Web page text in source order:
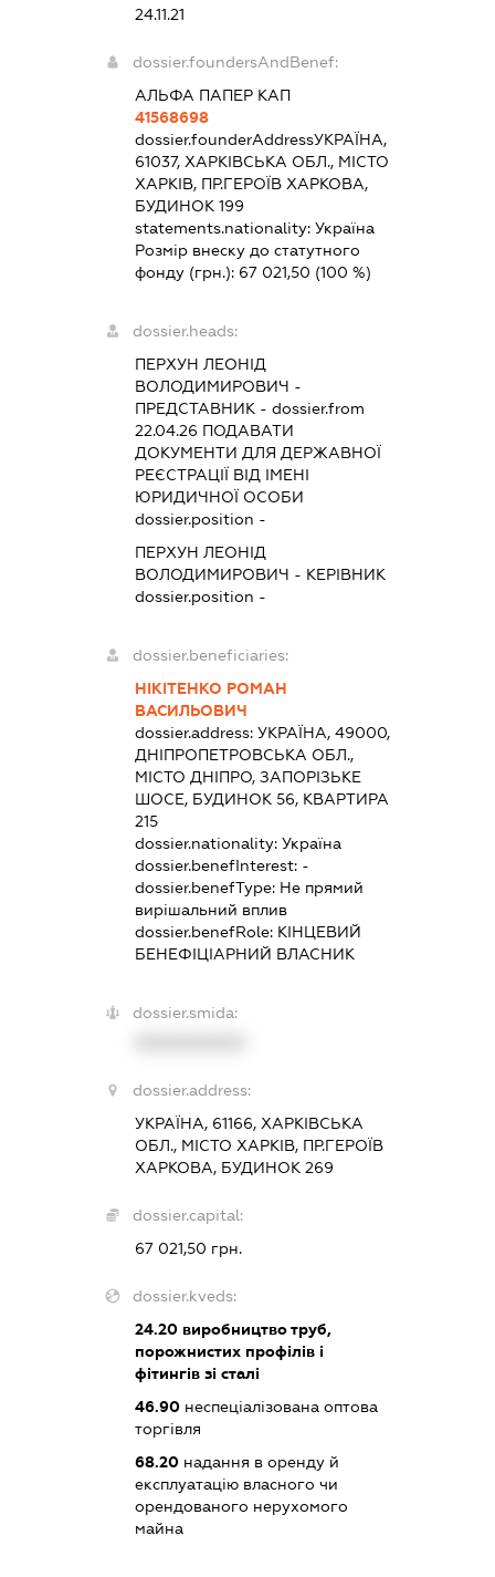
24.11.21
dossier.foundersAndBenef:
АЛЬФА ПАПЕР КАП
41568698
dossier.founderAddressУКРАЇНА,
61037, ХАРКІВСЬКА ОБЛ., МІСТО
ХАРКІВ, ПР.ГЕРОЇВ ХАРКОВА,
БУДИНОК 199
statements.nationality: Україна
Розмір внеску до статутного
фонду (грн.): 67 021,50 (100 %)
dossier.heads:
ПЕРХУН ЛЕОНІД
ВОЛОДИМИРОВИЧ -
ПРЕДСТАВНИК- dossier.from
22.04.26 ПОДАВАТИ
ДОКУМЕНТИ ДЛЯ ДЕРЖАВНОЇ
РЕЄСТРАЦІЇ ВІД ІМЕНІ
ЮРИДИЧНОЇ ОСОБИ
dossier.position -
ПЕРХУН ЛЕОНІД
ВОЛОДИМИРОВИЧ - КЕРІВНИК
dossier.position -
dossier.beneficiaries:
НІКІТЕНКО РОМАН
ВАСИЛЬОВИЧ
dossier.address: УКРАЇНА, 49000,
ДНІПРОПЕТРОВСЬКА ОБЛ.,
МІСТО ДНІПРО, ЗАПОРІЗЬКЕ
ШОСЕ, БУДИНОК 56, КВАРТИРА
215
dossier.nationality: Україна
dossier.benefInterest: -
dossier.benefType: Не прямий
вирішальний вплив
dossier.benefRole: КІНЦЕВИЙ
БЕНЕФІЦІАРНИЙ ВЛАСНИК
dossier.smida:
dossier.address:
УКРАЇНА, 61166, ХАРКІВСЬКА
ОБЛ., МІСТО ХАРКІВ, ПР.ГЕРОЇВ
ХАРКОВА, БУДИНОК 269
dossier.capital:
67 021,50 грн.
dossier.kveds:
24.20виробництво труб,
порожнистих профілів і
фітингів зі сталі
46.90неспеціалізована оптова
торгівля
68.20надання в оренду й
експлуатацію власного чи
орендованого нерухомого
майна